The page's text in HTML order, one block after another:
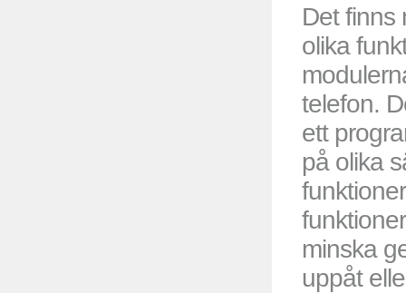
Det finns
olika
telefon.
ett
på olika
minska
uppåt